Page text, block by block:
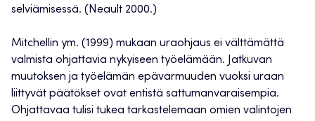
selviämisessä. (Neault 2000.)
Mitchellin ym. (1999) mukaan uraohjaus ei välttämättä
valmista ohjattavia nykyiseen työelämään. Jatkuvan
muutoksen ja työelämän epävarmuuden vuoksi uraan
liittyvät päätökset ovat entistä sattumanvaraisempia.
Ohjattavaa tulisi tukea tarkastelemaan omien valintojen